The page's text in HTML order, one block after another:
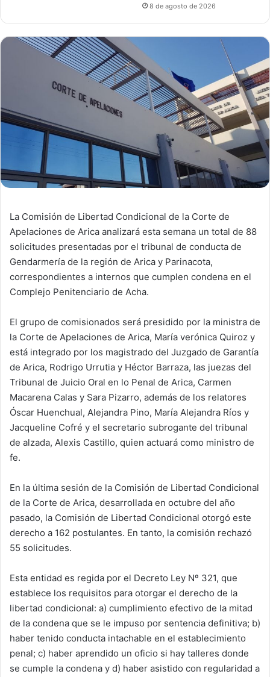
La Comisión de Libertad Condicional de la Corte de
Apelaciones de Arica analizará esta semana un total de 88
solicitudes presentadas por el tribunal de conducta de
Gendarmería de la región de Arica y Parinacota,
correspondientes a internos que cumplen condena en el
Complejo Penitenciario de Acha.
El grupo de comisionados será presidido por la ministra de
la Corte de Apelaciones de Arica, María verónica Quiroz y
está integrado por los magistrado del Juzgado de Garantía
de Arica, Rodrigo Urrutia y Héctor Barraza, las juezas del
Tribunal de Juicio Oral en lo Penal de Arica, Carmen
Macarena Calas y Sara Pizarro, además de los relatores
Óscar Huenchual, Alejandra Pino, María Alejandra Ríos y
Jacqueline Cofré y el secretario subrogante del tribunal
de alzada, Alexis Castillo, quien actuará como ministro de
fe.
En la última sesión de la Comisión de Libertad Condicional
de la Corte de Arica, desarrollada en octubre del año
pasado, la Comisión de Libertad Condicional otorgó este
derecho a 162 postulantes. En tanto, la comisión rechazó
55 solicitudes.
Esta entidad es regida por el Decreto Ley Nº 321, que
establece los requisitos para otorgar el derecho de la
libertad condicional: a) cumplimiento efectivo de la mitad
de la condena que se le impuso por sentencia definitiva; b)
haber tenido conducta intachable en el establecimiento
penal; c) haber aprendido un oficio si hay talleres donde
se cumple la condena y d) haber asistido con regularidad a
8 de agosto de 2026